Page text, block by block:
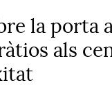
la porta
als